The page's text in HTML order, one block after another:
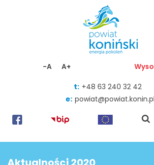
-A A+
t: +48 63 240 32 42
e: powiat@powiat.konin.pl